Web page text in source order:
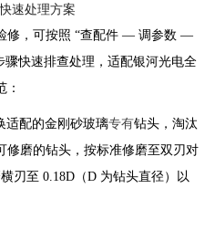
速处理方案
修，可按照 “查配件 — 调参数 —
快速排查处理，适配银河光电全
：
适配的金刚砂玻璃专有钻头，淘汰
修磨的钻头，按标准修磨至双刃对
刃至 0.18D（D 为钻头直径）以